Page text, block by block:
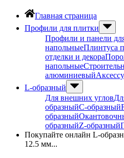
Главная страница
Профили для плитки
Профили и панели
напольныеПлинтуса
отделки и декора
напольные
алюминиевый
L-образный
Для внешних углов
образныйС-образный
образный
образныйZ-образный
Покупайте онлайн L-
12.5 мм...